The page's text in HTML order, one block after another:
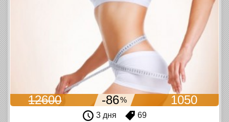
12600 -86% 1050
3 дня 69